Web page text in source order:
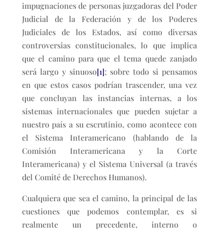
impugnaciones de personas juzgadoras del Poder
Judicial de la Federación y de los Poderes
Judiciales de los Estados, así como diversas
controversias constitucionales, lo que implica
que el camino para que el tema quede zanjado
será largo y sinuoso[1]; sobre todo si pensamos
en que estos casos podrían trascender, una vez
que concluyan las instancias internas, a los
sistemas internacionales que pueden sujetar a
nuestro país a su escrutinio, como acontece con
el Sistema Interamericano (hablando de la
Comisión Interamericana y la Corte
Interamericana) y el Sistema Universal (a través
del Comité de Derechos Humanos).
Cualquiera que sea el camino, la principal de las
cuestiones que podemos contemplar, es si
realmente un precedente, interno o